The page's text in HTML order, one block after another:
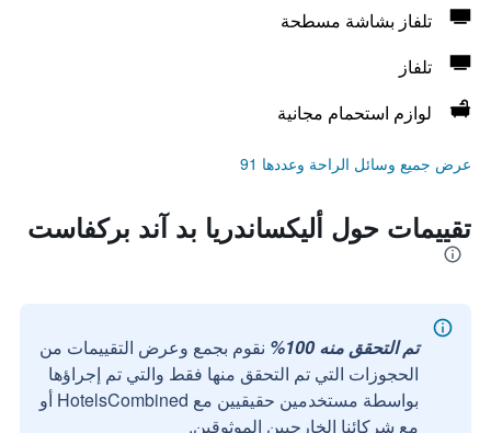
تلفاز بشاشة مسطحة
تلفاز
لوازم استحمام مجانية
عرض جميع وسائل الراحة وعددها 91
تقييمات حول أليكساندريا بد آند بركفاست
تم التحقق منه 100%
نقوم بجمع وعرض التقييمات من
الحجوزات التي تم التحقق منها فقط والتي تم إجراؤها
بواسطة مستخدمين حقيقيين مع HotelsCombined أو
مع شركائنا الخارجيين الموثوقين.